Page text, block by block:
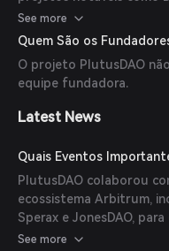
sua tokenomics
participação a longo
See more
Quem São os
O projeto PlutusDAO
equipe fundadora.
Latest News
Quais Eventos
PlutusDAO colaborou
ecossistema Arbitrum,
Sperax e JonesDAO,
governança.
See more